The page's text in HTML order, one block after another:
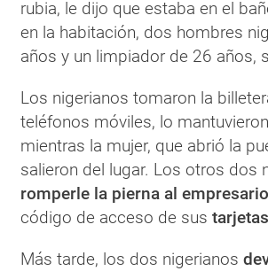
rubia, le dijo que estaba en el
en la habitación, dos hombres
años y un limpiador de 26 años,
Los nigerianos tomaron la
teléfonos móviles, lo
mientras la mujer, que abrió la
salieron del lugar. Los otros dos
romperle la pierna al empresario
código de acceso de sus
Más tarde, los dos nigerianos